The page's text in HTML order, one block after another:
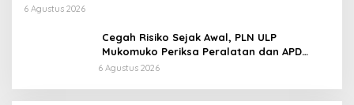
6 Agustus 2026
Cegah Risiko Sejak Awal, PLN ULP
Mukomuko Periksa Peralatan dan APD
Petugas secara Rutin
6 Agustus 2026